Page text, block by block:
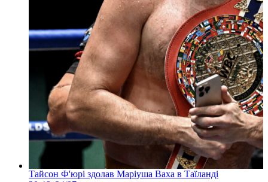
Тайсон Ф'юрі здолав Маріуша Ваха в Таїланді